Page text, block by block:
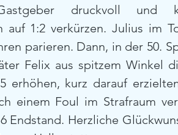
druckvoll und
auf 1:2 verkürzen. Julius im
parieren. Dann, in der 50.
Felix aus spitzem Winkel
erhöhen, kurz darauf
einem Foul im Strafraum
Endstand. Herzliche